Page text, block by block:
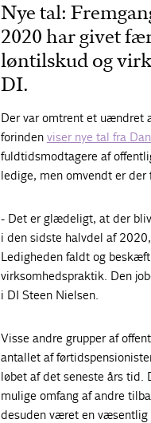
Nye tal:
2020 har givet
løntilskud og
DI.
Der var omtrent et uændret
forinden viser nye tal fra
fuldtidsmodtagere af
ledige, men omvendt er der
- Det er glædeligt, at der
i den sidste halvdel af
Ledigheden faldt og
virksomhedspraktik. Den
i DI Steen Nielsen.
Visse andre grupper af
antallet af
løbet af det seneste års tid.
mulige omfang af andre
desuden været en væsentlig